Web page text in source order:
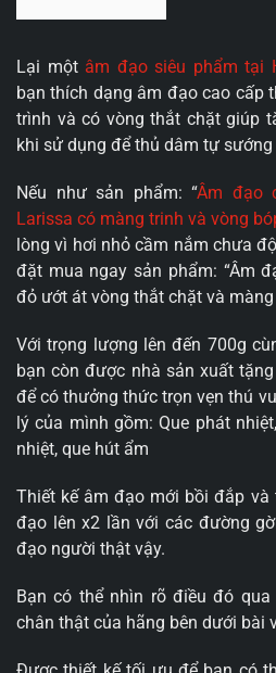
Lại một âm đạo siêu phẩm tại
bạn thích dạng âm đạo cao cấp
trình và có vòng thắt chặt giúp
khi sử dụng để thủ dâm tự
Nếu như sản phẩm: “Âm đạo
Larissa có màng trinh và vòng
lòng vì hơi nhỏ cầm nắm chưa
đặt mua ngay sản phẩm: “Âm
đỏ ướt át vòng thắt chặt và màng
Với trọng lượng lên đến 700g
bạn còn được nhà sản xuất
để có thưởng thức trọn vẹn thú
lý của mình gồm: Que phát
nhiệt, que hút ẩm
Thiết kế âm đạo mới bồi đắp và
đạo lên x2 lần với các đường
đạo người thật vậy.
Bạn có thể nhìn rõ điều đó
chân thật của hãng bên dưới bài